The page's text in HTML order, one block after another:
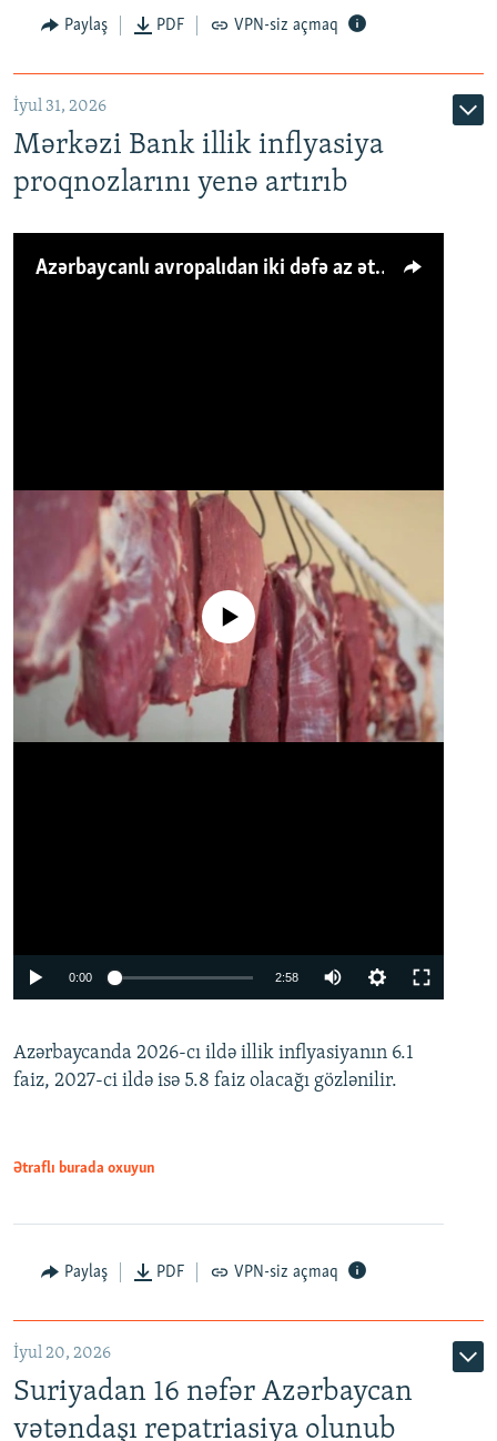
Paylaş PDF VPN-siz açmaq
İyul 31, 2026
Mərkəzi Bank illik inflyasiya
proqnozlarını yenə artırıb
Azərbaycanlı avropalıdan iki dəfə az ət yeyir, amma... 'Qiymət artımı qaçılmazdır'
Auto
No media source currently available
0:00 2:58
360p
480p
Azərbaycanda 2026-cı ildə illik inflyasiyanın 6.1
faiz, 2027-ci ildə isə 5.8 faiz olacağı gözlənilir.
Ətraflı burada oxuyun
Paylaş PDF VPN-siz açmaq
İyul 20, 2026
Suriyadan 16 nəfər Azərbaycan
vətəndaşı repatriasiya olunub